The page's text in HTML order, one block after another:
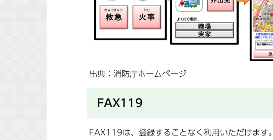
出典：消防庁ホームページ
FAX119
FAX119は、登録することなく利用いただけます。